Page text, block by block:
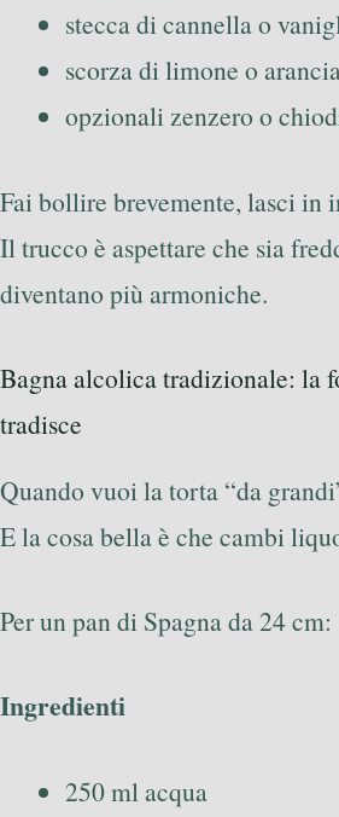
stecca di cannella o
scorza di limone o
opzionali zenzero o
Fai bollire brevemente, lasci in
Il trucco è aspettare che sia
diventano più armoniche.
Bagna alcolica tradizionale: la
tradisce
Quando vuoi la torta “da
E la cosa bella è che cambi
Per un pan di Spagna da 24 cm:
Ingredienti
250 ml acqua